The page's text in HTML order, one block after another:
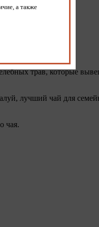
трав, которые
лучший чай для
чая.
а также